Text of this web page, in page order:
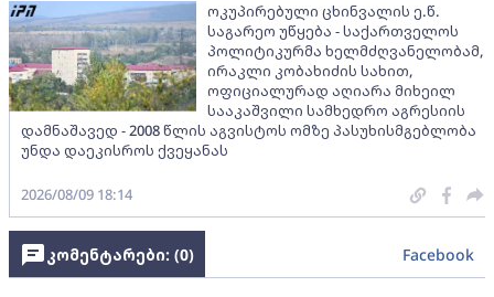
ოკუპირებული ცხინვალის ე.წ.
საგარეო უწყება - საქართველოს
პოლიტიკურმა ხელმძღვანელობამ,
ირაკლი კობახიძის სახით,
ოფიციალურად აღიარა მიხეილ
სააკაშვილი სამხედრო აგრესიის
დამნაშავედ - 2008 წლის აგვისტოს ომზე პასუხისმგებლობა
უნდა დაეკისროს ქვეყანას
2026/08/09 18:14
კომენტარები: (0) Facebook